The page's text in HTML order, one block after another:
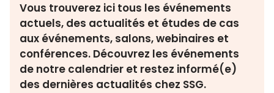
Vous trouverez ici tous les événements
actuels, des actualités et études de cas
aux événements, salons, webinaires et
conférences. Découvrez les événements
de notre calendrier et restez informé(e)
des dernières actualités chez SSG.